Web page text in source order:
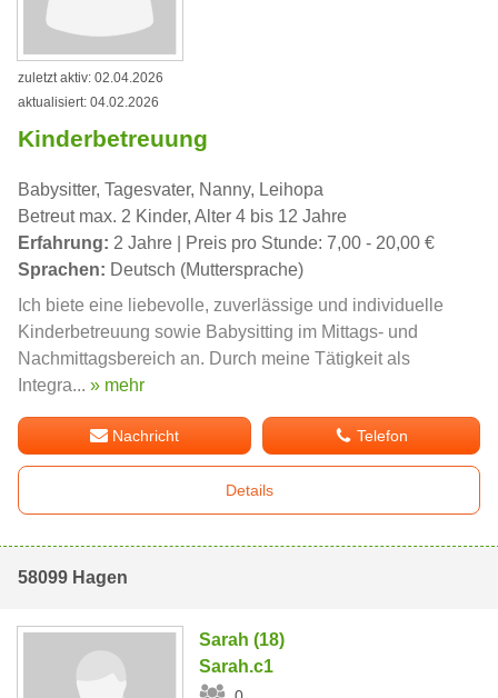
zuletzt aktiv: 02.04.2026
aktualisiert: 04.02.2026
Kinderbetreuung
Babysitter, Tagesvater, Nanny, Leihopa
Betreut max. 2 Kinder, Alter 4 bis 12 Jahre
Erfahrung: 2 Jahre | Preis pro Stunde: 7,00 - 20,00 €
Sprachen: Deutsch (Muttersprache)
Ich biete eine liebevolle, zuverlässige und individuelle
Kinderbetreuung sowie Babysitting im Mittags- und
Nachmittagsbereich an. Durch meine Tätigkeit als
Integra... » mehr
Nachricht Telefon
Details
58099 Hagen
Sarah (18)
Sarah.c1